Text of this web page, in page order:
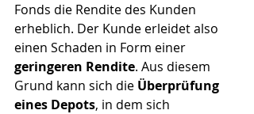
Fonds die Rendite des Kunden
erheblich. Der Kunde erleidet also
einen Schaden in Form einer
geringeren Rendite. Aus diesem
Grund kann sich die Überprüfung
eines Depots, in dem sich